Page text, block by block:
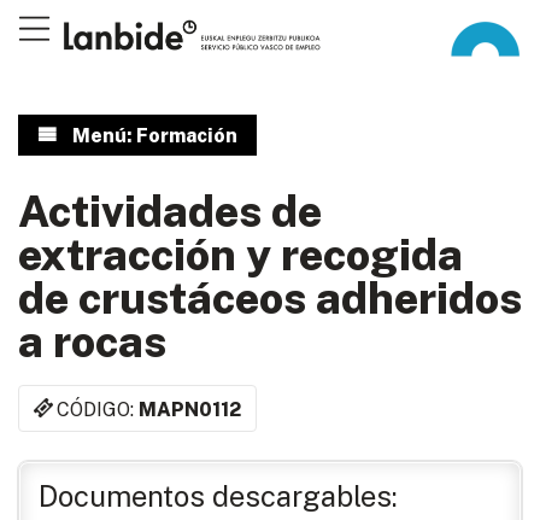
Menú: Formación
Actividades de
extracción y recogida
de crustáceos adheridos
a rocas
CÓDIGO: MAPN0112
Documentos descargables: